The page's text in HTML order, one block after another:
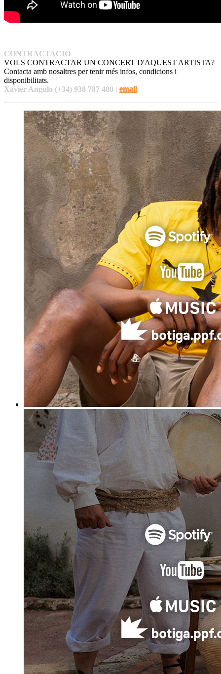
CONTRACTACIÓ
VOLS CONTRACTAR UN CONCERT D'AQUEST ARTISTA?
Contacta amb nosaltres per tenir més infos, condicions i
disponibilitats.
Xavier Angulo (+34) 938 787 488 | email